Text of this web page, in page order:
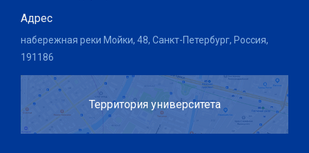
Адрес
набережная реки Мойки, 48, Санкт-Петербург, Россия,
191186
Территория университета